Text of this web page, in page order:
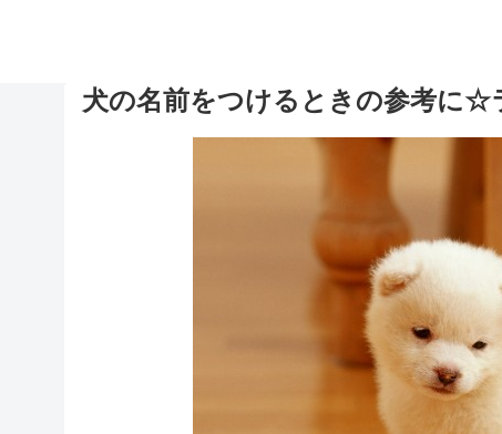
犬の名前をつけるときの参考に☆